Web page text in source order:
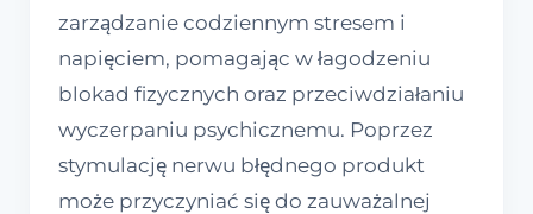
zarządzanie codziennym stresem i
napięciem, pomagając w łagodzeniu
blokad fizycznych oraz przeciwdziałaniu
wyczerpaniu psychicznemu. Poprzez
stymulację nerwu błędnego produkt
może przyczyniać się do zauważalnej